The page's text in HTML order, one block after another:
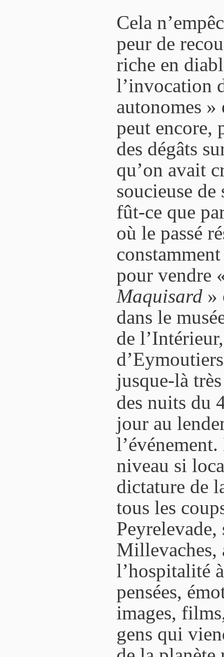
Cela
peur de
riche en
l’invocation
autonomes »
peut encore,
des dégâts
qu’on avait
soucieuse de
fût-ce que
où le passé
pour vendre
Maquisard »
dans le
de
jusque-là
des nuits du
jour au
niveau si
dictature de
tous les
Peyrelevade,
Millevaches,
l’hospitalité
pensées,
images,
gens qui